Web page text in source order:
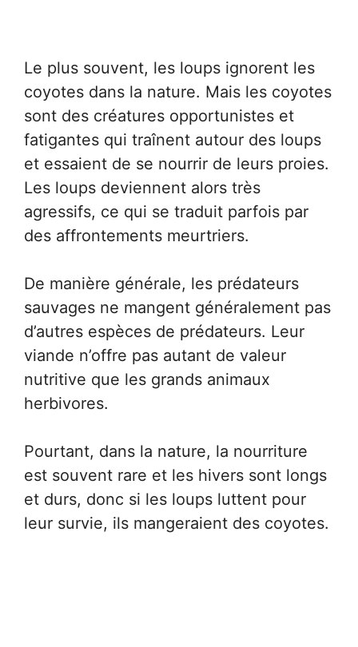
Le plus souvent, les loups ignorent les
coyotes dans la nature. Mais les coyotes
sont des créatures opportunistes et
fatigantes qui traînent autour des loups
et essaient de se nourrir de leurs proies.
Les loups deviennent alors très
agressifs, ce qui se traduit parfois par
des affrontements meurtriers.
De manière générale, les prédateurs
sauvages ne mangent généralement pas
d’autres espèces de prédateurs. Leur
viande n’offre pas autant de valeur
nutritive que les grands animaux
herbivores.
Pourtant, dans la nature, la nourriture
est souvent rare et les hivers sont longs
et durs, donc si les loups luttent pour
leur survie, ils mangeraient des coyotes.